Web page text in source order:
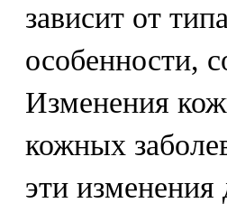
зависит от
особенности,
Изменения
кожных
эти